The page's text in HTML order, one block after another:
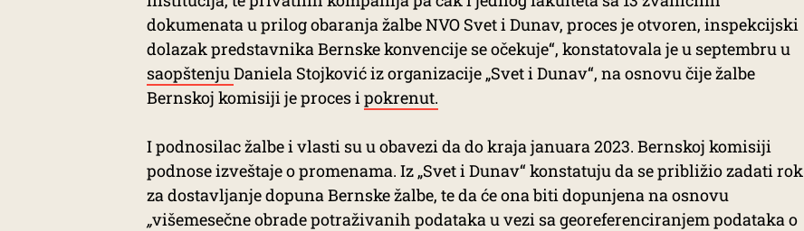
dokumenata u prilog obaranja žalbe NVO Svet i Dunav, proces je otvoren, inspekcijski
dolazak predstavnika Bernske konvencije se očekuje“, konstatovala je u septembru u
saopštenjuDaniela Stojković iz organizacije „Svet i Dunav“, na osnovu čije žalbe
Bernskoj komisiji je proces ipokrenut.
I podnosilac žalbe i vlasti su u obavezi da do kraja januara 2023. Bernskoj komisiji
podnose izveštaje o promenama. Iz „Svet i Dunav“ konstatuju da se približio zadati rok
za dostavljanje dopuna Bernske žalbe, te da će ona biti dopunjena na osnovu
„višemesečne obrade potraživanih podataka u vezi sa georeferenciranjem podataka o